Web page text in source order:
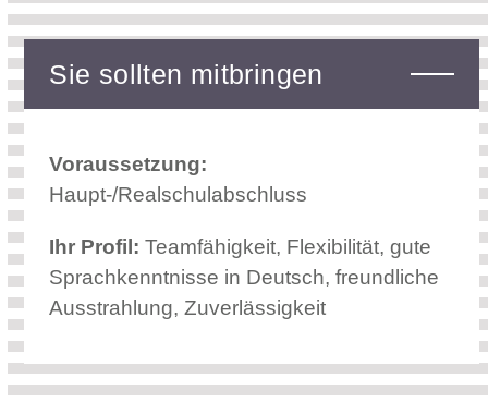
Sie sollten mitbringen
Voraussetzung:
Haupt-/Realschulabschluss
Ihr Profil: Teamfähigkeit, Flexibilität, gute
Sprachkenntnisse in Deutsch, freundliche
Ausstrahlung, Zuverlässigkeit